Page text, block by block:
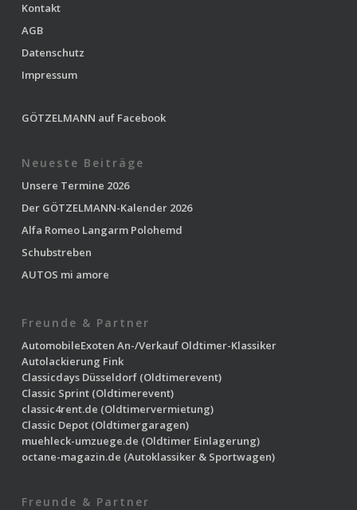
Kontakt
AGB
Datenschutz
Impressum
GÖTZELMANN auf Facebook
Neueste Beiträge
Unsere Termine 2026
Der GÖTZELMANN-Kalender 2026
Alfa Romeo Langarm Polohemd
Schubstreben
AUTOS mi amore
Freunde & Partner
AutomobileExoten An-/Verkauf Oldtimer-Klassiker
Autolackierung Fink
Classicdays Düsseldorf(Oldtimerevent)
Classic Sprint(Oldtimerevent)
classic4rent.de (Oldtimervermietung)
Classic Depot(Oldtimergaragen)
muehleck-umzuege.de (Oldtimer Einlagerung)
octane-magazin.de (Autoklassiker & Sportwagen)
Freunde & Partner